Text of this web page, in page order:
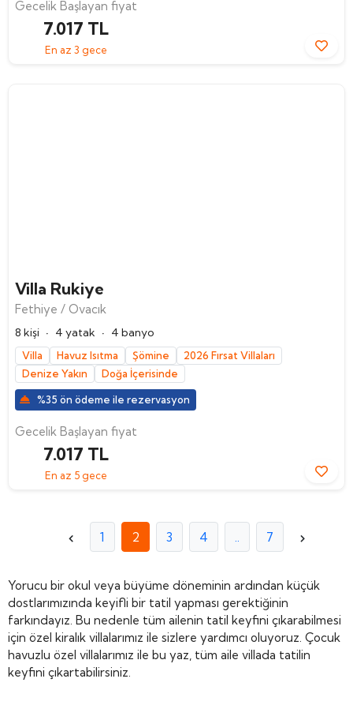
Gecelik Başlayan fiyat
7.017 TL
En az 3 gece
Villa Rukiye
Fethiye / Ovacık
8 kişi · 4 yatak · 4 banyo
Villa Havuz Isıtma Şömine
2026 Fırsat Villaları
Denize Yakın
Doğa İçerisinde
%35 ön ödeme ile rezervasyon
Gecelik Başlayan fiyat
7.017 TL
En az 5 gece
1 2 3 4 7
Yorucu bir okul veya büyüme döneminin ardından küçük
dostlarımızında keyifli bir tatil yapması gerektiğinin
farkındayız. Bu nedenle tüm ailenin tatil keyfini çıkarabilmesi
için özel kiralık villalarımız ile sizlere yardımcı oluyoruz. Çocuk
havuzlu özel villalarımız ile bu yaz, tüm aile villada tatilin
keyfini çıkartabilirsiniz.